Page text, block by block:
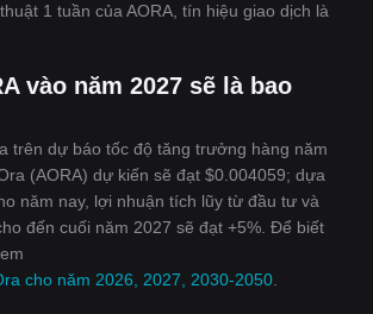
1 tuần của AORA, tín hiệu giao dịch là
vào năm 2027 sẽ là bao
trên dự báo tốc độ tăng trưởng hàng năm
(AORA) dự kiến sẽ đạt $0.004059; dựa
năm nay, lợi nhuận tích lũy từ đầu tư và
đến cuối năm 2027 sẽ đạt +5%. Để biết
cho năm 2026, 2027, 2030-2050